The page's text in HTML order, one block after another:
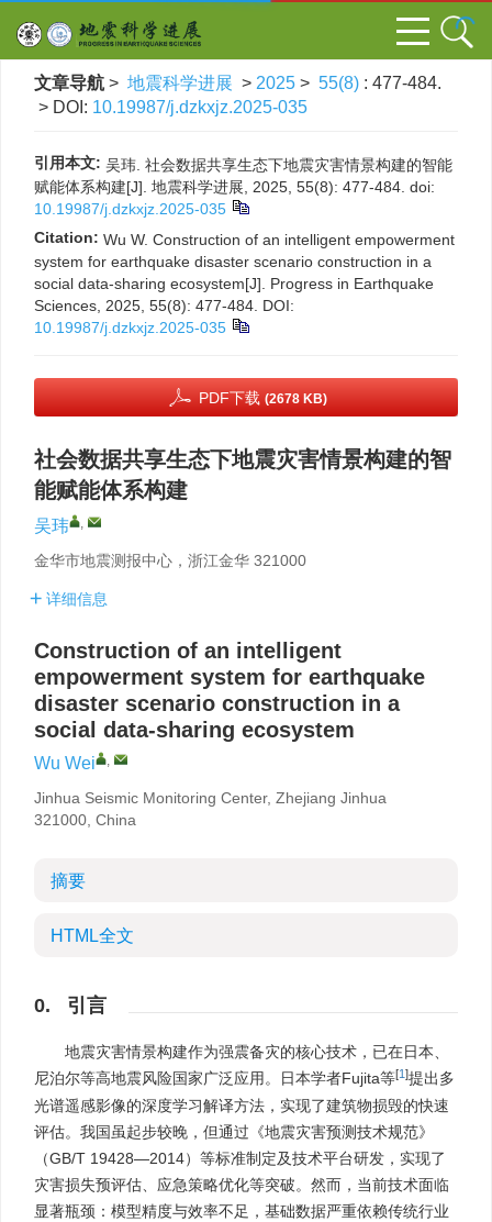
文章导航 > 地震科学进展 > 2025 > 55(8) : 477-484.
> DOI: 10.19987/j.dzkxjz.2025-035
引用本文: 吴玮. 社会数据共享生态下地震灾害情景构建的智能
赋能体系构建[J]. 地震科学进展, 2025, 55(8): 477-484. doi:
10.19987/j.dzkxjz.2025-035
Citation: Wu W. Construction of an intelligent empowerment
system for earthquake disaster scenario construction in a
social data-sharing ecosystem[J]. Progress in Earthquake
Sciences, 2025, 55(8): 477-484. DOI:
10.19987/j.dzkxjz.2025-035
PDF下载 (2678 KB)
社会数据共享生态下地震灾害情景构建的智
能赋能体系构建
吴玮 ,
金华市地震测报中心，浙江金华 321000
详细信息
Construction of an intelligent
empowerment system for earthquake
disaster scenario construction in a
social data-sharing ecosystem
Wu Wei ,
Jinhua Seismic Monitoring Center, Zhejiang Jinhua
321000, China
摘要
HTML全文
0. 引言
地震灾害情景构建作为强震备灾的核心技术，已在日本、
尼泊尔等高地震风险国家广泛应用。日本学者Fujita等[1]提出多
光谱遥感影像的深度学习解译方法，实现了建筑物损毁的快速
评估。我国虽起步较晚，但通过《地震灾害预测技术规范》
（GB/T 19428—2014）等标准制定及技术平台研发，实现了
灾害损失预评估、应急策略优化等突破。然而，当前技术面临
显著瓶颈：模型精度与效率不足，基础数据严重依赖传统行业